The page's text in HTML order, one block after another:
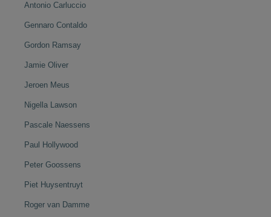
Antonio Carluccio
Gennaro Contaldo
Gordon Ramsay
Jamie Oliver
Jeroen Meus
Nigella Lawson
Pascale Naessens
Paul Hollywood
Peter Goossens
Piet Huysentruyt
Roger van Damme